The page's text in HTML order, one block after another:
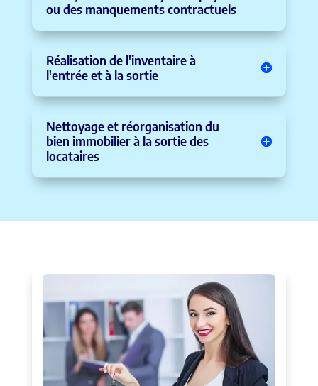
ou des manquements contractuels
Réalisation de l'inventaire à
l'entrée et à la sortie
Nettoyage et réorganisation du
bien immobilier à la sortie des
locataires